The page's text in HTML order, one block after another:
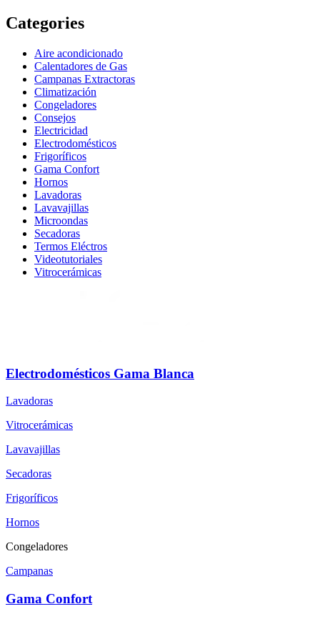
Categories
Aire acondicionado
Calentadores de Gas
Campanas Extractoras
Climatización
Congeladores
Consejos
Electricidad
Electrodomésticos
Frigoríficos
Gama Confort
Hornos
Lavadoras
Lavavajillas
Microondas
Secadoras
Termos Eléctros
Videotutoriales
Vitrocerámicas
Electrodomésticos Gama Blanca
Lavadoras
Vitrocerámicas
Lavavajillas
Secadoras
Frigoríficos
Hornos
Congeladores
Campanas
Gama Confort